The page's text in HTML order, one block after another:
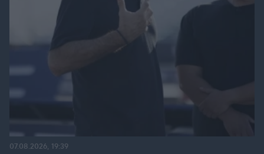
07.08.2026, 19:39